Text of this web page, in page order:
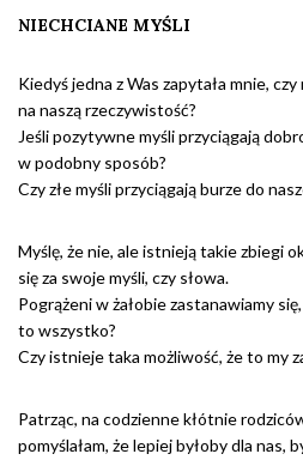
NIECHCIANE MYŚLI
Kiedyś jedna z Was zapytała mnie,
na naszą rzeczywistość?
Jeśli pozytywne myśli przyciągają
w podobny sposób?
Czy złe myśli przyciągają burze do
Myślę, że nie, ale istnieją takie zbiegi
się za swoje myśli, czy słowa.
Pogrążeni w żałobie zastanawiamy
to wszystko?
Czy istnieje taka możliwość, że to my
Patrząc, na codzienne kłótnie
pomyślałam, że lepiej byłoby dla nas,